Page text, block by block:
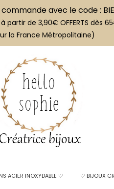
avec le code :
partir de 3,90€ OFFERTS dès
la France Métropolitaine)
ACIER INOXYDABLE ♡ ♡ BIJOUX